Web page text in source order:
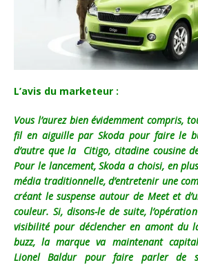
L’avis du marketeur :
Vous l’aurez bien évidemment compris,
fil en aiguille par Skoda pour faire le
d’autre que la Citigo, citadine cousine
Pour le lancement, Skoda a choisi, en
média traditionnelle, d’entretenir une
créant le suspense autour de Meet et
couleur. Si, disons-le de suite,
visibilité pour déclencher en amont du
buzz, la marque va maintenant
Lionel Baldur pour faire parler de